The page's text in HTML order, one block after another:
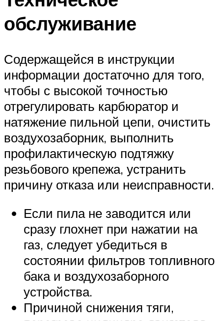
обслуживание
Содержащейся в инструкции
информации достаточно для того,
чтобы с высокой точностью
отрегулировать карбюратор и
натяжение пильной цепи, очистить
воздухозаборник, выполнить
профилактическую подтяжку
резьбового крепежа, устранить
причину отказа или неисправности.
Если пила не заводится или
сразу глохнет при нажатии на
газ, следует убедиться в
состоянии фильтров топливного
бака и воздухозаборного
устройства.
Причиной снижения тяги,